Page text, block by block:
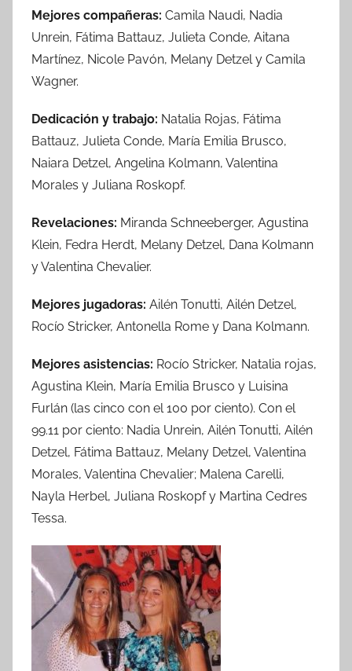
Mejores compañeras: Camila Naudi, Nadia
Unrein, Fátima Battauz, Julieta Conde, Aitana
Martínez, Nicole Pavón, Melany Detzel y Camila
Wagner.
Dedicación y trabajo: Natalia Rojas, Fátima
Battauz, Julieta Conde, María Emilia Brusco,
Naiara Detzel, Angelina Kolmann, Valentina
Morales y Juliana Roskopf.
Revelaciones: Miranda Schneeberger, Agustina
Klein, Fedra Herdt, Melany Detzel, Dana Kolmann
y Valentina Chevalier.
Mejores jugadoras: Ailén Tonutti, Ailén Detzel,
Rocío Stricker, Antonella Rome y Dana Kolmann.
Mejores asistencias: Rocío Stricker, Natalia rojas,
Agustina Klein, María Emilia Brusco y Luisina
Furlán (las cinco con el 100 por ciento). Con el
99.11 por ciento: Nadia Unrein, Ailén Tonutti, Ailén
Detzel, Fátima Battauz, Melany Detzel, Valentina
Morales, Valentina Chevalier; Malena Carelli,
Nayla Herbel, Juliana Roskopf y Martina Cedres
Tessa.